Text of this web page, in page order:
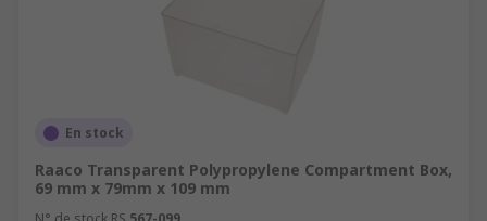
En stock
Raaco Transparent Polypropylene Compartment Box,
69 mm x 79mm x 109 mm